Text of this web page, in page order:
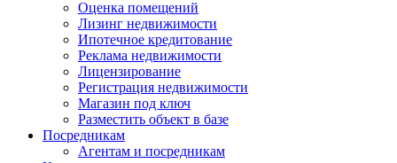
Оценка помещений
Лизинг недвижимости
Ипотечное кредитование
Реклама недвижимости
Лицензирование
Регистрация недвижимости
Магазин под ключ
Разместить объект в базе
Посредникам
Агентам и посредникам